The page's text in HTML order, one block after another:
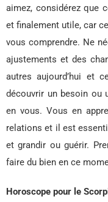
aimez, considérez que
et finalement utile, car
vous comprendre. Ne
ajustements et des
autres aujourd’hui et
découvrir un besoin ou
en vous. Vous en
relations et il est
et grandir ou guérir.
faire du bien en ce
Horoscope pour le